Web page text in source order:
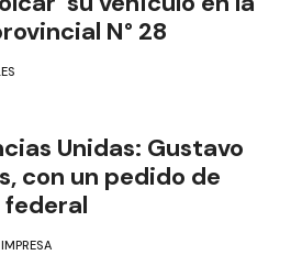
N° 28
Unidas: Gustavo
con un pedido de